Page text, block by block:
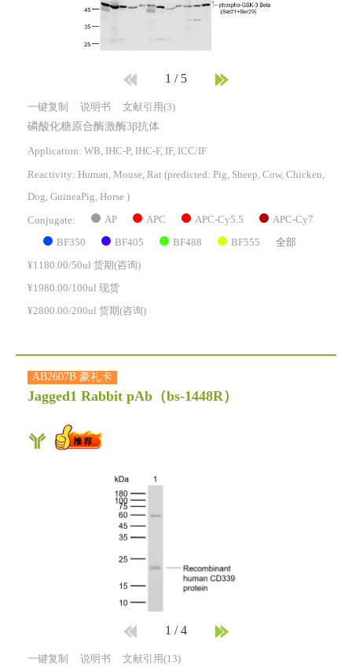
1 / 5
一键复制 说明书 文献引用(3)
磷酸化糖原合酶激酶3β抗体
Application: WB, IHC-P, IHC-F, IF, ICC/IF
Reactivity: Human, Mouse, Rat (predicted: Pig, Sheep, Cow, Chicken,
Dog, GuineaPig, Horse )
Conjugate: AP APC APC-Cy5.5 APC-Cy7
BF350 BF405 BF488 BF555 全部
¥1180.00/50ul 货期(咨询)
¥1980.00/100ul 现货
¥2800.00/200ul 货期(咨询)
AB2607B 豪礼卡
Jagged1 Rabbit pAb （bs-1448R）
1 /4
一键复制 说明书 文献引用(13)